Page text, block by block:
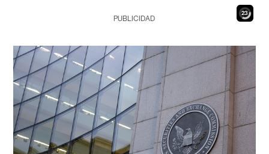
21
PUBLICIDAD